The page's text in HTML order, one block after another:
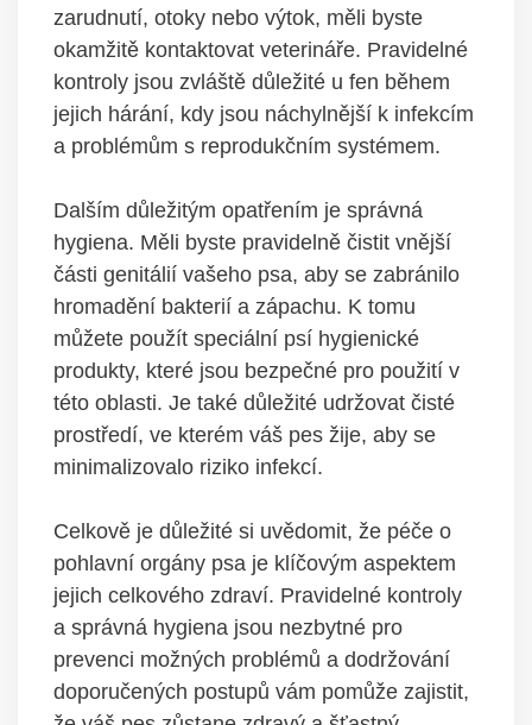
zarudnutí, otoky‌ nebo výtok, měli byste
⁣okamžitě kontaktovat veterináře. Pravidelné⁢
kontroly jsou zvláště důležité u fen během
jejich‍ hárání, kdy ⁣jsou náchylnější k⁤ infekcím
a‌ problémům s reprodukčním systémem.
Dalším⁣ důležitým opatřením je správná
⁤hygiena. Měli byste pravidelně čistit vnější
části genitálií vašeho psa, aby se zabránilo
hromadění bakterií a ‌zápachu.⁣ K tomu
‌můžete ⁢použít ​speciální psí hygienické
⁤produkty, které jsou bezpečné ⁤pro použití v
této oblasti. Je také důležité udržovat čisté
prostředí, ve kterém váš pes⁤ žije, aby se
minimalizovalo​ riziko ⁢infekcí.
Celkově je důležité si ⁤uvědomit, ⁣že péče o
pohlavní orgány​ psa je⁣ klíčovým ⁤aspektem‌
jejich celkového​ zdraví.⁢ Pravidelné ​kontroly
a správná hygiena jsou nezbytné ​pro
prevenci možných​ problémů a dodržování ​
doporučených postupů vám pomůže zajistit,